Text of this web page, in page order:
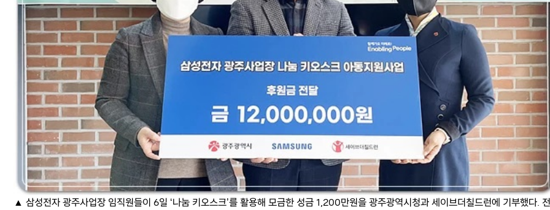
▲ 삼성전자 광주사업장 임직원들이 6일 ‘나눔 키오스크’를 활용해 모금한 성금 1,200만원을 광주광역시청과 세이브더칠드런에 기부했다. 전